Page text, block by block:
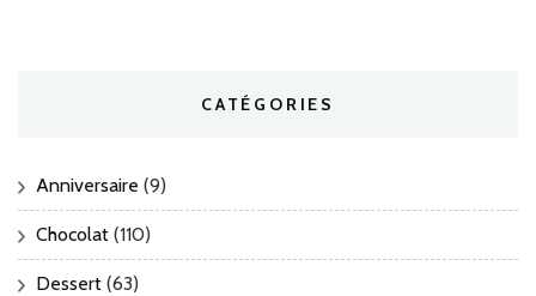
CATÉGORIES
Anniversaire (9)
Chocolat (110)
Dessert (63)